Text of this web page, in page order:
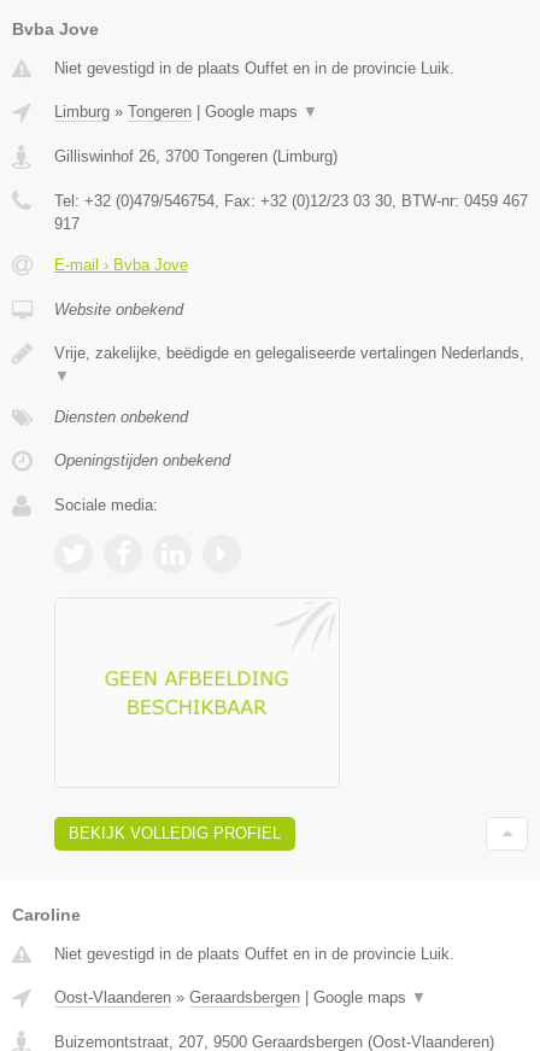
Bvba Jove
Niet gevestigd in de plaats Ouffet en in de provincie Luik.
Limburg » Tongeren | Google maps ▼
Gilliswinhof 26 3700 Tongeren (Limburg)
Tel: +32 (0)479/546754 , Fax: +32 (0)12/23 03 30 , BTW-nr: 0459 467
917
E-mail › Bvba Jove
Website onbekend
Vrije, zakelijke, beëdigde en gelegaliseerde vertalingen Nederlands,
▼
Diensten onbekend
Openingstijden onbekend
Sociale media:
BEKIJK VOLLEDIG PROFIEL
Caroline
Niet gevestigd in de plaats Ouffet en in de provincie Luik.
Oost-Vlaanderen » Geraardsbergen Google maps ▼
Buizemontstraat, 207, 9500 Geraardsbergen (Oost-Vlaanderen)